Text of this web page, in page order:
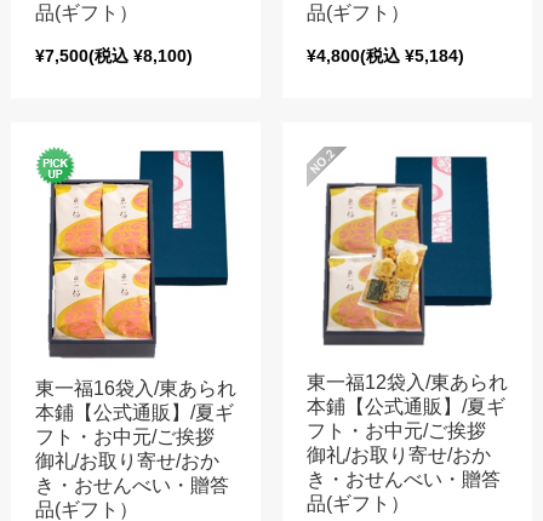
品(ギフト）
¥7,500(税込 ¥8,100)
品(ギフト）
¥4,800(税込 ¥5,184)
東一福16袋入/東あられ
本鋪【公式通販】/夏ギ
フト・お中元/ご挨拶
御礼/お取り寄せ/おか
き・おせんべい・贈答
品(ギフト）
東一福12袋入/東あられ
本鋪【公式通販】/夏ギ
フト・お中元/ご挨拶
御礼/お取り寄せ/おか
き・おせんべい・贈答
品(ギフト）